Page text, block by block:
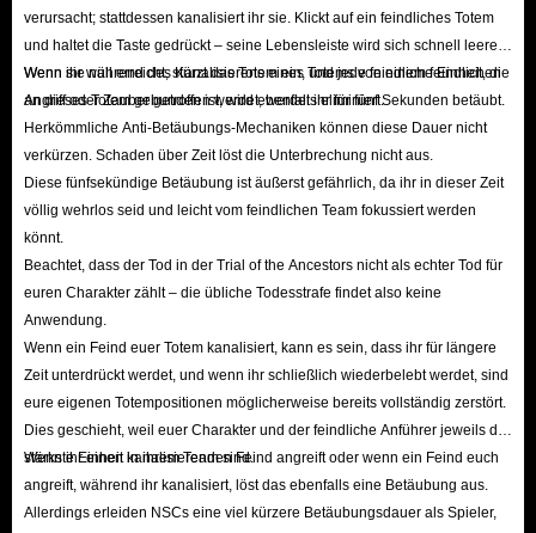
verursacht; stattdessen kanalisiert ihr sie. Klickt auf ein feindliches Totem
und haltet die Taste gedrückt – seine Lebensleiste wird sich schnell leeren.
Wenn sie null erreicht, stürzt das Totem ein, und jede feindliche Einheit, die
an dieses Totem gebunden ist, wird ebenfalls eliminiert.
Wenn ihr während des Kanalisierens eines Totems von einem feindlichen
Angriff oder Zauber getroffen werdet, werdet ihr für fünf Sekunden betäubt.
Herkömmliche Anti-Betäubungs-Mechaniken können diese Dauer nicht
verkürzen. Schaden über Zeit löst die Unterbrechung nicht aus.
Diese fünfsekündige Betäubung ist äußerst gefährlich, da ihr in dieser Zeit
völlig wehrlos seid und leicht vom feindlichen Team fokussiert werden
könnt.
Beachtet, dass der Tod in der Trial of the Ancestors nicht als echter Tod für
euren Charakter zählt – die übliche Todesstrafe findet also keine
Anwendung.
Wenn ein Feind euer Totem kanalisiert, kann es sein, dass ihr für längere
Zeit unterdrückt werdet, und wenn ihr schließlich wiederbelebt werdet, sind
eure eigenen Totempositionen möglicherweise bereits vollständig zerstört.
Dies geschieht, weil euer Charakter und der feindliche Anführer jeweils die
stärkste Einheit in ihrem Team sind.
Wenn ihr einen kanalisierenden Feind angreift oder wenn ein Feind euch
angreift, während ihr kanalisiert, löst das ebenfalls eine Betäubung aus.
Allerdings erleiden NSCs eine viel kürzere Betäubungsdauer als Spieler,